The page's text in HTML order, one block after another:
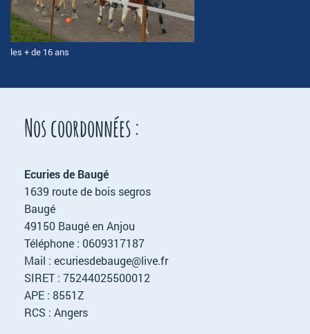
les + de 16 ans
Nos coordonnées :
Ecuries de Baugé
1639 route de bois segros
Baugé
49150 Baugé en Anjou
Téléphone : 0609317187
Mail : ecuriesdebauge@live.fr
SIRET : 75244025500012
APE : 8551Z
RCS : Angers